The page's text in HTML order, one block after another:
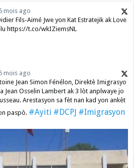
mois ago
Fils-Aimé Jwe yon Kat Estratejik ak Love
https://t.co/wkIZiemsNL
mois ago
Jean Simon Fénélon, Direktè Imigrasyo
Jean Osselin Lambert ak 3 lòt anplwaye jo
Arestasyon sa fèt nan kad yon ankèt
paspò. #Ayiti #DCPJ #Imigrasyon